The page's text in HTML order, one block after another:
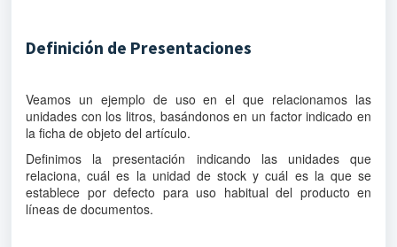
Definición de Presentaciones
Veamos un ejemplo de uso en el que relacionamos las
unidades con los litros, basándonos en un factor indicado en
la ficha de objeto del artículo.
Definimos la presentación indicando las unidades que
relaciona, cuál es la unidad de stock y cuál es la que se
establece por defecto para uso habitual del producto en
líneas de documentos.